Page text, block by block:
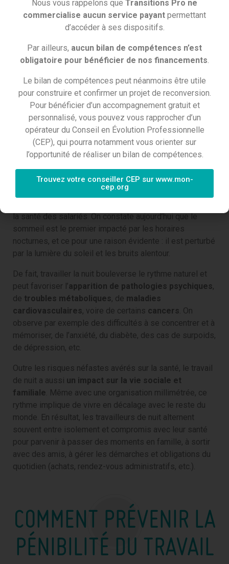
(CDI, CDD, intérim ou apprentissage), du moment qu’ils
prévoient une durée de travail d’au moins 1 mois.
QUELS SONT LES
IMPACTS DU TRAVAIL
DE NUIT SUR LA SANTÉ
?
la santé des salariés. On constate aujourd’hui que le
sommeil est le premier impacté par les horaires
nocturnes, et ce pour une raison évidente : il est perturbé
par la lumière du soleil et les bruits alentour.
De fait, travailler la nuit bouleverse le rythme naturel et
peut favoriser l’apparition de pathologies psychiques,
de troubles métaboliques, de maladies
cardiovasculaires, voire de certains cancers. On
observe par exemple des difficultés à se concentrer et à
mémoriser, de l’anxiété, du diabète, des cas de surpoids,
de dépression, etc.
Outre les risques néfastes avérés sur la santé, le travail
de nuit a aussi un impact sur la vie sociale et
familiale. Même avec une organisation millimétrée, ce
rythme implique de vivre en décalage avec le reste du
monde. En résultat, les travailleurs de nuit alternent
souvent entre isolement et compromis avec leur santé
pour parvenir à passer des moments en famille, à sortir
avec des amis, à gérer les démarches et obligations du
quotidien (achats, rendez-vous administratifs, etc.).
COMMENT PRÉVENIR LA
PÉNIBILITÉ DU TRAVAIL
Nous vous rappelons que Transitions Pro ne
commercialise aucun service payant permettant
d’accéder à ses dispositifs.
Par ailleurs, aucun bilan de compétences n’est
obligatoire pour bénéficier de nos financements
Le bilan de compétences peut néanmoins être utile
pour construire et confirmer un projet de reconversion.
Pour bénéficier d’un accompagnement gratuit et
personnalisé, vous pouvez vous rapprocher d’un
opérateur du Conseil en Évolution Professionnelle
(CEP), qui pourra notamment vous orienter sur
l’opportunité de réaliser un bilan de compétences.
Trouvez votre conseiller CEP sur www.mon-
cep.org